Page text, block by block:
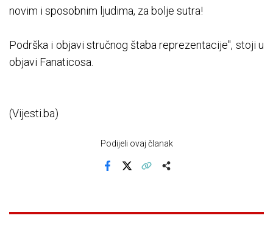
novim i sposobnim ljudima, za bolje sutra!
Podrška i objavi stručnog štaba reprezentacije", stoji u
objavi Fanaticosa.
(Vijesti.ba)
Podijeli ovaj članak